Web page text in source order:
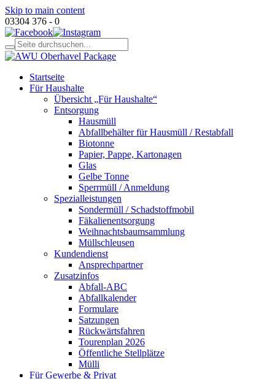
Skip to main content
03304 376 - 0
Startseite
Für Haushalte
Übersicht „Für Haushalte“
Entsorgung
Hausmüll
Abfallbehälter für Hausmüll / Restabfall
Biotonne
Papier, Pappe, Kartonagen
Glas
Gelbe Tonne
Sperrmüll / Anmeldung
Spezialleistungen
Sondermüll / Schadstoffmobil
Fäkalienentsorgung
Weihnachtsbaumsammlung
Müllschleusen
Kundendienst
Ansprechpartner
Zusatzinfos
Abfall-ABC
Abfallkalender
Formulare
Satzungen
Rückwärtsfahren
Tourenplan 2026
Öffentliche Stellplätze
Mülli
Für Gewerbe & Privat